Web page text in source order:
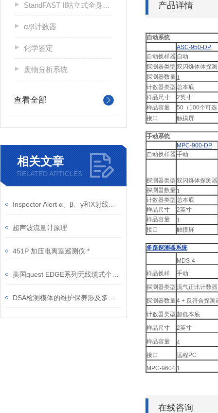
StandFAST II站立式全身计数器
α/β计数器
化学鉴定
废物分析系统
查看全部
相关文章
RELATED ARTICLES
超声波流量计原理
451P 加压电离室巡测仪 *
产品详情
自动系统
ASC-950-DP
自动换样器 自动
探测器类型 双闪烁体体探
探测器数量 1
计数器类型 总本底
样品尺寸
2英寸
样品容量
50 （ 100个可
接口
触摸屏
手动系统
MPC-900-DP
自动换样器 手动
探测器类型 双闪烁体探测器
探测器数量 1
计数器类型 总本底
样品尺寸
2英寸
样品容量
1
接口
触摸屏
多路探测器系统
MDS-4
样品换样
手动
探测器类型 流气正比计数器
探测器数量4 + 反符合探测
计数器类型 超低本底
样品尺寸
2英寸
样品容量
4
接口
远程 PC
MPC-9604 1
在线咨询